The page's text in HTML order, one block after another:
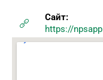
Сайт:
https://